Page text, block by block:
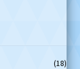
(18)